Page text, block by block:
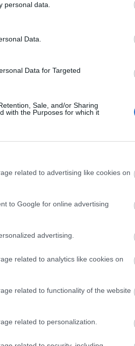
personal data.
Data.
Data for Targeted
Sale, and/or Sharing
with the Purposes for which it
related to advertising like cookies on
to Google for online advertising
advertising.
related to analytics like cookies on
related to functionality of the website
related to personalization.
A
meg könyvben is.
szól, aki beköltözik egy
a pletykás szomszéd
Van még benne
gyerek, akik megoldják
lefogyások, meg egy
Nyilván van egy
a szeretet a kulcs. A
is.
való. A dalok
tudja, mi az a grappa
ennek ellenére
több mindenre
a Kvantum
Szerettem, pedig nem
hogy a felnőttek is
és a
meglátjuk, hogy a
Ha nekik sem,